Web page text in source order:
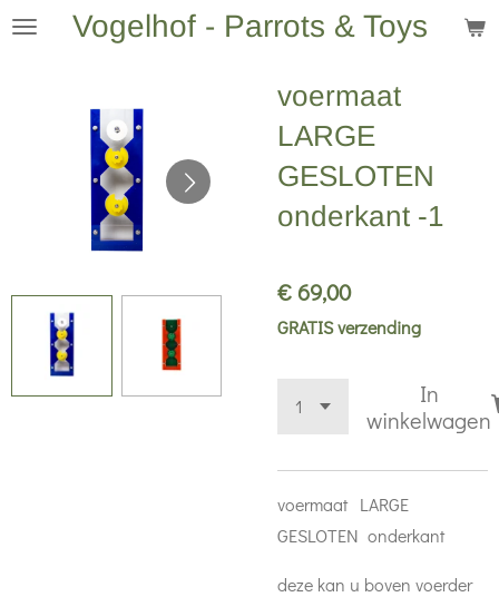
Ga
hoofdinhoud
Vogelhof - Parrots & Toys
voermaat
LARGE
GESLOTEN
onderkant -1
€ 69,00
GRATIS verzending
In
winkelwagen
voermaat LARGE
GESLOTEN onderkant
deze kan u boven voerder